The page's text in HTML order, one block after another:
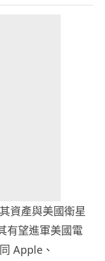
資產與美國衛星
有望進軍美國電
Apple、